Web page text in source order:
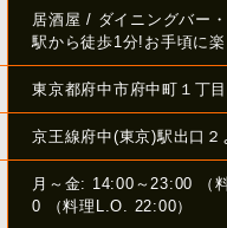
居酒屋 / ダイニングバー
駅から徒歩1分!お手頃に
東京都府中市府中町１丁
京王線府中(東京)駅出口２
月～金: 14:00～23:00 （
0 （料理L.O. 22:00）